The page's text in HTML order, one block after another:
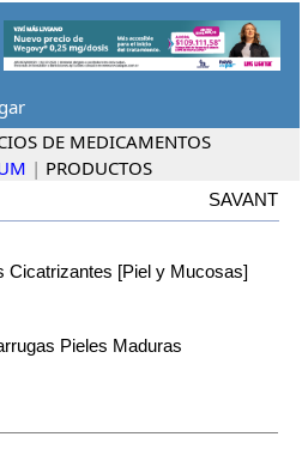
DE MEDICAMENTOS
| PRODUCTOS
SAVANT
Cicatrizantes [Piel y Mucosas]
Pieles Maduras